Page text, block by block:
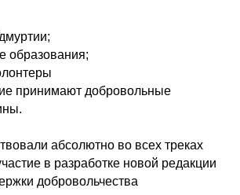
образования;
принимают добровольные
абсолютно во всех треках
в разработке новой редакции
добровольчества